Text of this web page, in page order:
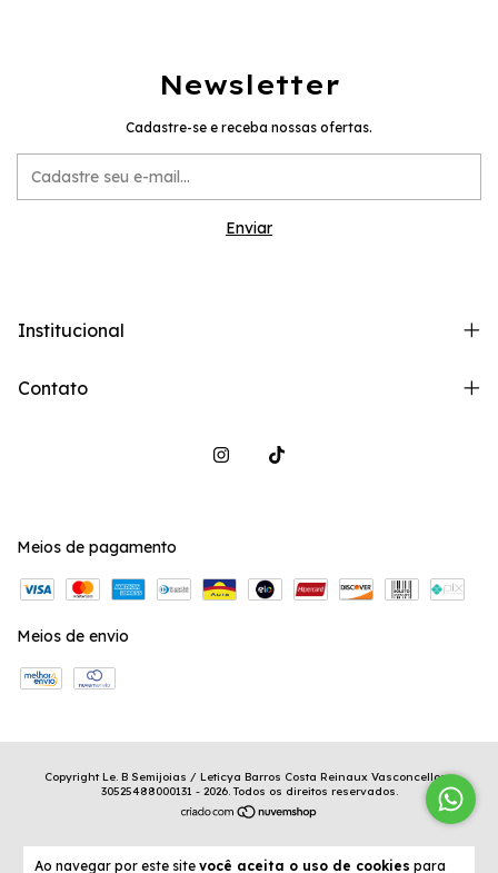
Ao navegar por este site você aceita o uso de cookies para
Newsletter
Cadastre-se e receba nossas ofertas.
Institucional
Contato
Meios de pagamento
Meios de envio
Copyright Le. B Semijoias / Leticya Barros Costa Reinaux Vasconcellos -
30525488000131 - 2026. Todos os direitos reservados.